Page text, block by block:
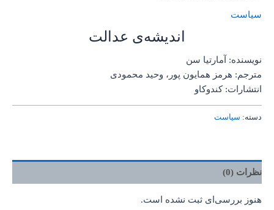
سیاست
اندیشه‌ی عدالت
نویسنده: آمارتیا سن
مترجم: هرمز همایون پور، وحید محمودی
انتشارات: کندوکاو
دسته: سیاست
نظرات (0)
هنوز بررسی‌ای ثبت نشده است.